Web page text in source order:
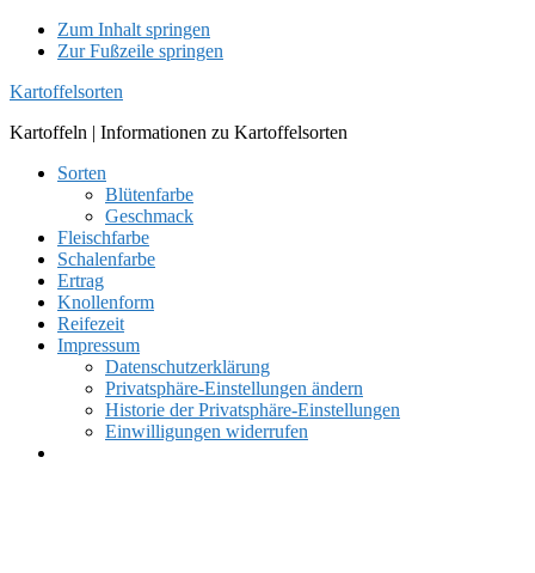
Zum Inhalt springen
Zur Fußzeile springen
Kartoffelsorten
Kartoffeln | Informationen zu Kartoffelsorten
Sorten
Blütenfarbe
Geschmack
Fleischfarbe
Schalenfarbe
Ertrag
Knollenform
Reifezeit
Impressum
Datenschutzerklärung
Privatsphäre-Einstellungen ändern
Historie der Privatsphäre-Einstellungen
Einwilligungen widerrufen